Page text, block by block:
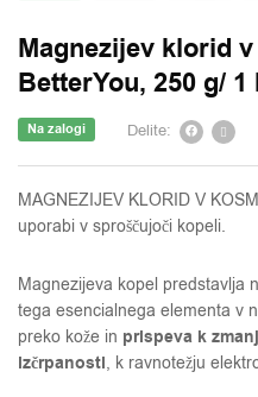
Magnezijev klorid
BetterYou, 250 g/ 1
Delite:
Na zalogi
MAGNEZIJEV KLORID V
uporabi v sproščujoči kopeli.
Magnezijeva kopel predstavlja
tega esencialnega elementa v
preko kože in prispeva k
izčrpanosti, k ravnotežju